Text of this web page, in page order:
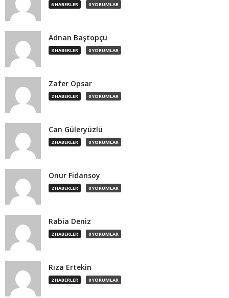
6 HABERLER 0 YORUMLAR
Adnan Baştopçu
3 HABERLER 0 YORUMLAR
Zafer Opsar
2 HABERLER 0 YORUMLAR
Can Güleryüzlü
2 HABERLER 0 YORUMLAR
Onur Fidansoy
2 HABERLER 0 YORUMLAR
Rabia Deniz
2 HABERLER 0 YORUMLAR
Rıza Ertekin
2 HABERLER 0 YORUMLAR